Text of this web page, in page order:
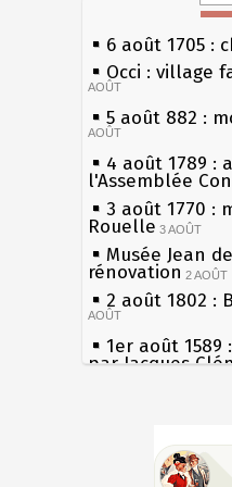
6 août 1705 :
Occi : village
AOÛT
5 août 882 :
AOÛT
4 août 1789 :
l'Assemblée
3 août 1770 :
Rouelle 3 AOÛT
Musée Jean
rénovation 2 AOÛT
2 août 1802 :
AOÛT
1er août
par Jacques
Chocolat Poulain
les siècles
27 mai 1610